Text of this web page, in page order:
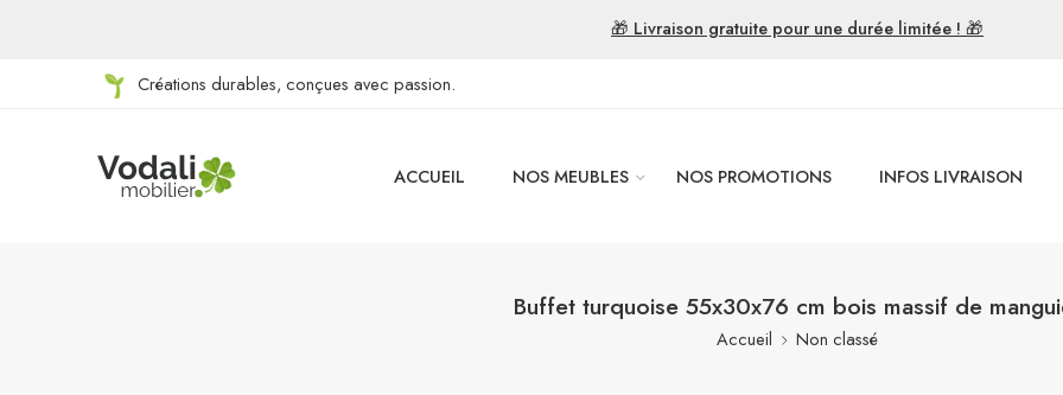
🎁 Livraison gratuite pour une durée limitée ! 🎁
Créations durables, conçues avec passion.
ACCUEIL NOS MEUBLES NOS PROMOTIONS INFOS LIVRAISON
Buffet turquoise 55x30x76 cm bois massif de
Accueil Non classé